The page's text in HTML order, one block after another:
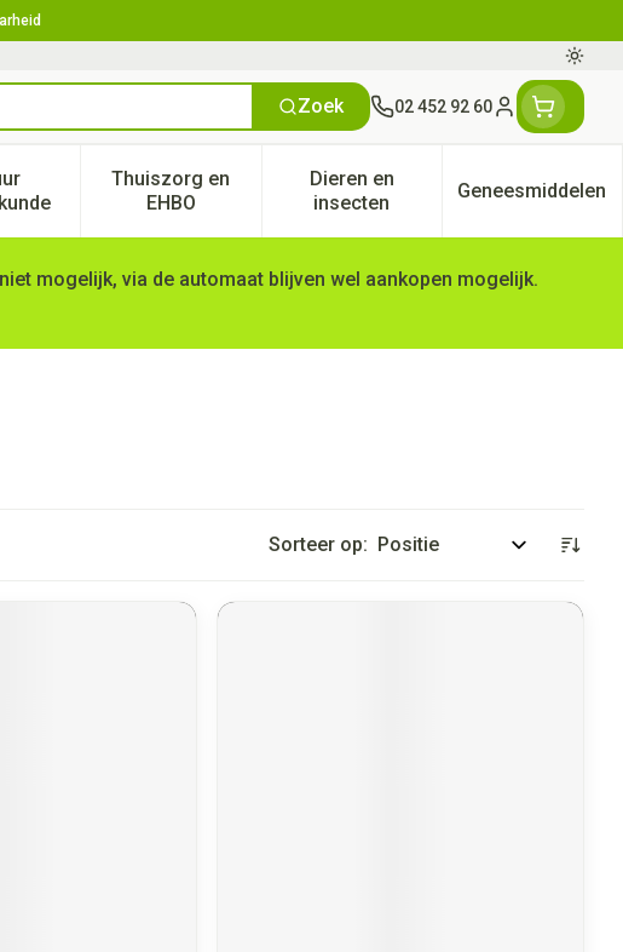
Zoek 02 452 92 60
Klant menu
categorie
50+ categorie
submenu voor Natuur geneeskunde categorie
Thuiszorg en
EHBOToon submenu voor Thuiszorg en EHBO categorie
Dieren en
insectenToon submenu voor Dieren
Geneesmiddelen
Toon
mogelijk, via de automaat blijven wel aankopen mogelijk.
Sorteer op: